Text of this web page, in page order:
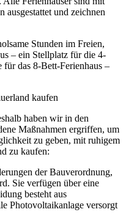
und zeichnen
Stunden im Freien,
– ein Stellplatz für die 4-
für das 8-Bett-Ferienhaus –
kaufen
haben wir in den
Maßnahmen ergriffen, um
zu geben, mit ruhigem
zu kaufen:
der Bauverordnung,
Sie verfügen über eine
besteht aus
Photovoltaikanlage versorgt